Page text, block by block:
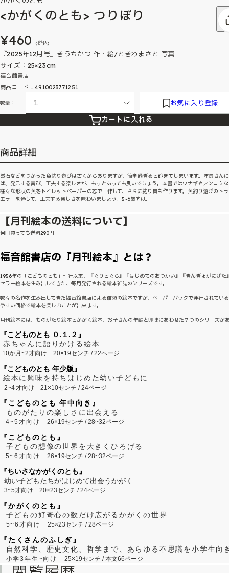
<かがくのとも> つりぼり
¥460 (税込)
『2025年12月号』きうちかつ 作・絵/ときわまさと 写真
サイズ：25×23cm
福音館書店
商品コード：4910023771251
数量： お気に入り登録
カートに入れる
商品詳細
磁石などをつかった魚釣り遊びは古くからありますが、簡単過ぎると飽きてしまいます。年長さん
ば、発見する喜び、工夫する楽しさが、もっとあっても良いでしょう。本書ではウナギやアンコウ
様々な形状の魚をトイレットペーパーの芯で工作して、さらに釣り具も作ります。魚釣り遊びのト
エラーを通して、工夫する楽しさを味わいましょう。5~6歳向け。
【月刊絵本の送料について】
何冊買っても送料290円
福音館書店の『月刊絵本』とは？
1956年の「こどものとも」刊行以来、『ぐりとぐら』『はじめてのおつかい』『きんぎょがにげた
セラー絵本を生み出してきた、毎月発行される絵本雑誌のシリーズです。
数々の名作を生み出してきた福音館書店による信頼の絵本ですが、ペーパーバックで発行されてい
やすい価格で絵本を楽しむことが出来ます。
月刊絵本には、ものがたり絵本とかがく絵本、お子さんの年齢と興味にあわせた７つのシリーズが
『こどものとも ０.１.２』
赤ちゃんに語りかける絵本
10か月~2才向け 20×19センチ / 22ページ
『こどものとも 年少版』
絵本に興味を持ちはじめた幼い子どもに
2~4才向け 21×10センチ / 24ページ
『こどものとも 年中向き』
ものがたりの楽しさに出会える
4~5才向け26×19センチ / 28~32ページ
『こどものとも』
子どもの想像の世界を大きくひろげる
5~6才向け26×19センチ / 28~32ページ
『ちいさなかがくのとも』
幼い子どもたちがはじめて出会うかがく
3~5才向け 20×23センチ / 24ページ
『かがくのとも』
子どもの好奇心の数だけ広がるかがくの世界
5~6才向け25×23センチ / 28ページ
『たくさんのふしぎ』
自然科学、歴史文化、哲学まで、あらゆる不思議を小学生向
小学3年生~向け 25×19センチ / 本文66ページ